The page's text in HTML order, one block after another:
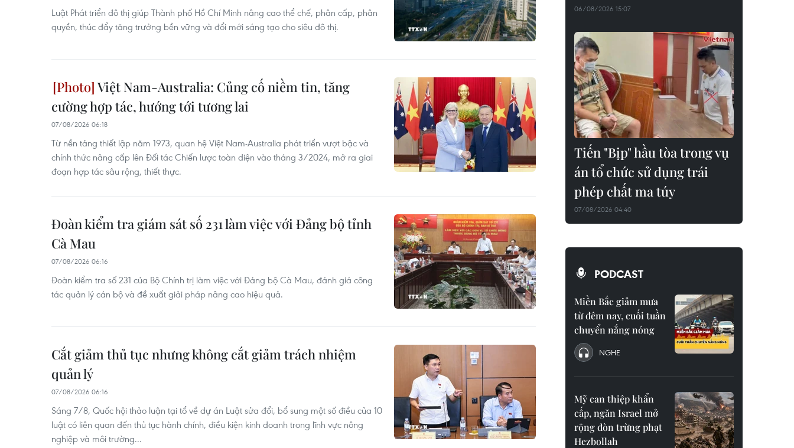
Luật Phát triển đô thị giúp Thành phố Hồ Chí Minh nâng cao thể chế, phân cấp, phân
quyền, thúc đẩy tăng trưởng bền vững và đổi mới sáng tạo cho siêu đô thị.
Việt Nam-Australia: Củng cố niềm tin, tăng
cường hợp tác, hướng tới tương lai
07/08/2026 06:18
Từ nền tảng thiết lập năm 1973, quan hệ Việt Nam-Australia phát triển vượt bậc và
chính thức nâng cấp lên Đối tác Chiến lược toàn diện vào tháng 3/2024, mở ra giai
đoạn hợp tác sâu rộng, thiết thực.
Đoàn kiểm tra giám sát số 231 làm việc với Đảng bộ tỉnh
Cà Mau
07/08/2026 06:16
Đoàn kiểm tra số 231 của Bộ Chính trị làm việc với Đảng bộ Cà Mau, đánh giá công
tác quản lý cán bộ và đề xuất giải pháp nâng cao hiệu quả.
Cắt giảm thủ tục nhưng không cắt giảm trách nhiệm
quản lý
07/08/2026 06:16
Sáng 7/8, Quốc hội thảo luận tại tổ về dự án Luật sửa đổi, bổ sung một số điều của 10
luật có liên quan đến thủ tục hành chính, điều kiện kinh doanh trong lĩnh vực nông
nghiệp và môi trường...
06/08/2026 15:07
Tiến "Bịp" hầu tòa trong vụ
án tổ chức sử dụng trái
phép chất ma túy
07/08/2026 04:40
PODCAST
Miền Bắc giảm mưa
từ đêm nay, cuối tuần
chuyển nắng nóng
NGHE
Mỹ can thiệp khẩn
cấp, ngăn Israel mở
rộng đòn trừng phạt
Hezbollah